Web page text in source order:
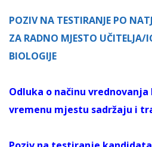
POZIV NA TESTIRANJE PO
ZA RADNO MJESTO UČITELJA/
BIOLOGIJE
Odluka o načinu
vremenu mjestu sadržaju i